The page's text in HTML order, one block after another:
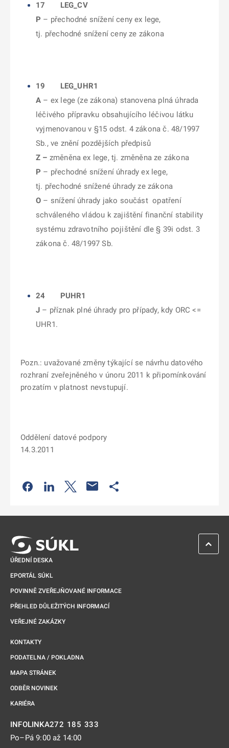
17 LEG_CV
P – přechodné snížení ceny ex lege,
tj. přechodné snížení ceny ze zákona
19 LEG_UHR1
A – ex lege (ze zákona) stanovena plná úhrada
léčivého přípravku obsahujícího léčivou látku
vyjmenovanou v §15 odst. 4 zákona č. 48/1997
Sb., ve znění pozdějších předpisů
Z – změněna ex lege, tj. změněna ze zákona
P – přechodné snížení úhrady ex lege,
tj. přechodné snížené úhrady ze zákona
O – snížení úhrady jako součást opatření
schváleného vládou k zajištění finanční stability
systému zdravotního pojištění dle § 39i odst. 3
zákona č. 48/1997 Sb.
24 PUHR1
J – příznak plné úhrady pro případy, kdy ORC <=
UHR1.
Pozn.: uvažované změny týkající se návrhu datového
rozhraní zveřejněného v únoru 2011 k připomínkování
prozatím v platnost nevstupují.
Oddělení datové podpory
14.3.2011
Odkaz se otevře na nové kartě
Odkaz se otevře na nové kartě
Odkaz se otevře na nové kartě
ÚŘEDNÍ DESKA
EPORTÁL SÚKL
POVINNĚ ZVEŘEJŇOVANÉ INFORMACE
PŘEHLED DŮLEŽITÝCH INFORMACÍ
VEŘEJNÉ ZAKÁZKY
KONTAKTY
PODATELNA / POKLADNA
MAPA STRÁNEK
ODBĚR NOVINEK
KARIÉRA
INFOLINKA272 185 333
Po–Pá 9:00 až 14:00
ZPĚT